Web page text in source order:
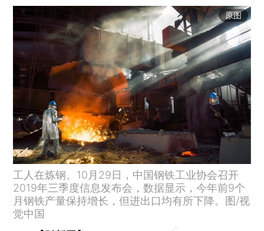
原图
工人在炼钢。10月29日，中国钢铁工业协会召开
2019年三季度信息发布会，数据显示，今年前9个
月钢铁产量保持增长，但进出口均有所下降。图/视
觉中国